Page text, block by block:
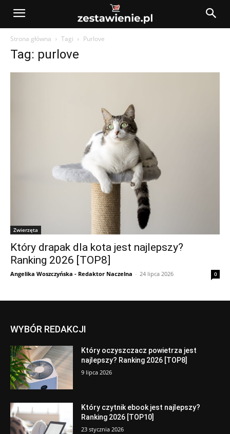
Strona główna Tagi Purlove
Tag: purlove
Zwierzęta
Który drapak dla kota jest najlepszy?
Ranking 2026 [TOP8]
Angelika Woszczyńska - Redaktor Naczelna - 24 lipca 2026 0
WYBÓR REDAKCJI
Który oczyszczacz powietrza jest
najlepszy? Ranking 2026 [TOP8]
9 lipca 2026
Który czytnik ebook jest najlepszy?
Ranking 2026 [TOP10]
23 stycznia 2026